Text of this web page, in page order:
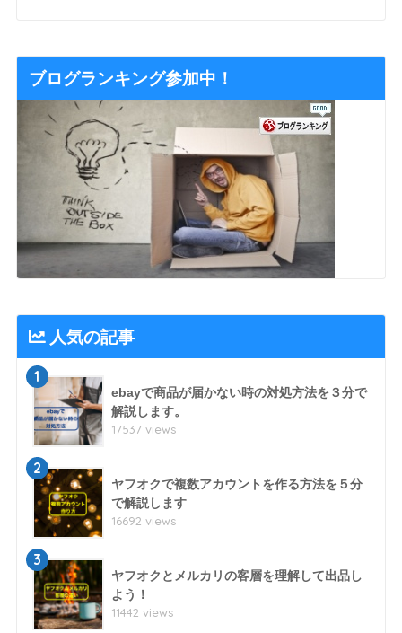
ブログランキング参加中！
人気の記事
1
ebayで商品が届かない時の対処方法を３分で
解説します。
17537 views
2
ヤフオクで複数アカウントを作る方法を５分
で解説します
16692 views
3
ヤフオクとメルカリの客層を理解して出品し
よう！
11442 views